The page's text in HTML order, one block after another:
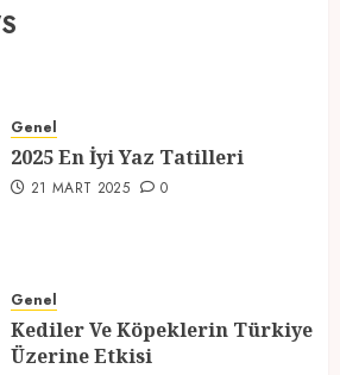
Genel
2025 En İyi Yaz Tatilleri
21 MART 2025 0
Genel
Kediler Ve Köpeklerin Türkiye
Üzerine Etkisi